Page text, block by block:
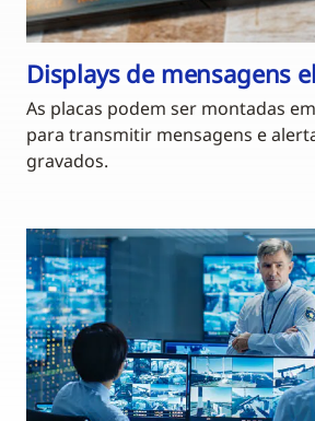
Displays de mensagens
As placas podem ser montadas
para transmitir mensagens e
gravados.